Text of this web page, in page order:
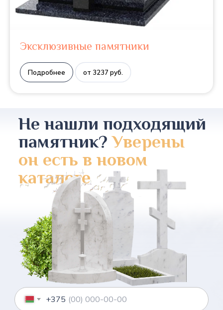
Эксклюзивные памятники
Подробнее от 3237 руб.
Не нашли подходящий
памятник?Уверены
он есть в новом
каталоге
+375